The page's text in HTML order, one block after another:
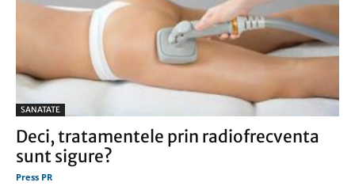
SANATATE
Deci, tratamentele prin radiofrecventa
sunt sigure?
Press PR